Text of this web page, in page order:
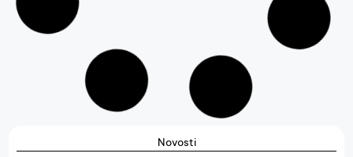
Novosti